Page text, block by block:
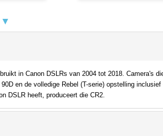
▼
in Canon DSLRs van 2004 tot 2018. Camera's
en de volledige Rebel (T-serie) opstelling
DSLR heeft, produceert die CR2.